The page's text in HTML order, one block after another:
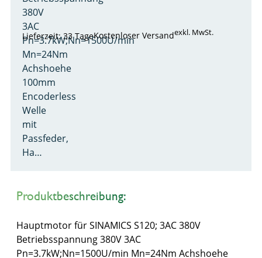
380V
3AC
Pn=3.7kW;Nn=1500U/min
Mn=24Nm
Achshoehe
100mm
Encoderless
Welle
mit
Passfeder,
Ha…
Lieferzeit: 33 TageKostenloser Versandexkl. MwSt.
Produktbeschreibung:
Hauptmotor für SINAMICS S120; 3AC 380V
Betriebsspannung 380V 3AC
Pn=3.7kW;Nn=1500U/min Mn=24Nm Achshoehe